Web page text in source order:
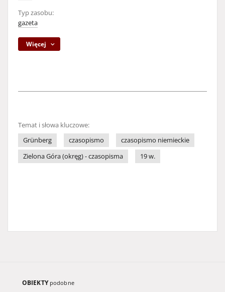
Typ zasobu:
gazeta
Więcej
Temat i słowa kluczowe:
Grünberg
czasopismo
czasopismo niemieckie
Zielona Góra (okręg) - czasopisma
19 w.
OBIEKTY podobne